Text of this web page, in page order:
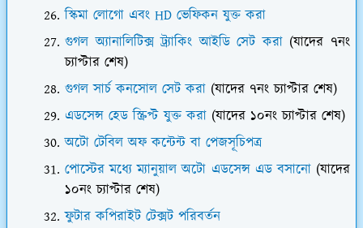
স্কিমা লোগো এবং HD ভেফিকন যুক্ত করা
গুগল অ্যানালিটিক্স ট্র্যাকিং আইডি সেট করা(যাদের ৭নং
চ্যাপ্টার শেষ)
গুগল সার্চ কনসোল সেট করা (যাদের ৭নং চ্যাপ্টার শেষ)
এডসেন্স হেড স্ক্রিপ্ট যুক্ত করা (যাদের ১০নং চ্যাপ্টার শেষ)
অটো টেবিল অফ কন্টেন্ট বা পেজসূচিপত্র
পোস্টের মধ্যে ম্যানুয়াল অটো এডসেন্স এড বসানো(যাদের
১০নং চ্যাপ্টার শেষ)
ফুটার কপিরাইট টেক্সট পরিবর্তন